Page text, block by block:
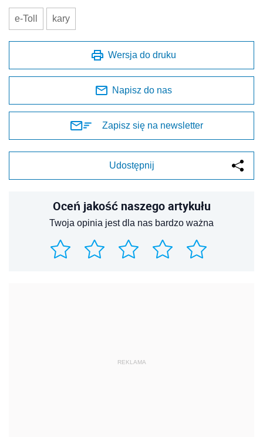
e-Toll kary
Wersja do druku
Napisz do nas
Zapisz się na newsletter
Udostępnij
Oceń jakość naszego artykułu
Twoja opinia jest dla nas bardzo ważna
REKLAMA